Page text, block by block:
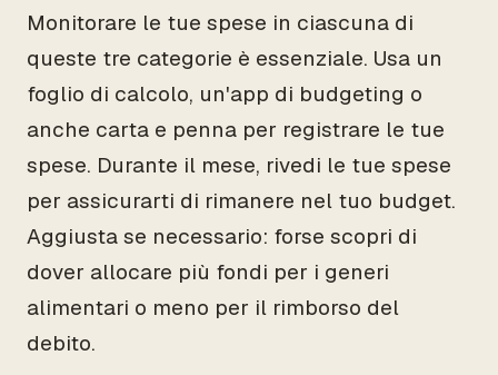
Monitorare le tue spese in ciascuna di
queste tre categorie è essenziale. Usa un
foglio di calcolo, un'app di budgeting o
anche carta e penna per registrare le tue
spese. Durante il mese, rivedi le tue spese
per assicurarti di rimanere nel tuo budget.
Aggiusta se necessario: forse scopri di
dover allocare più fondi per i generi
alimentari o meno per il rimborso del
debito.